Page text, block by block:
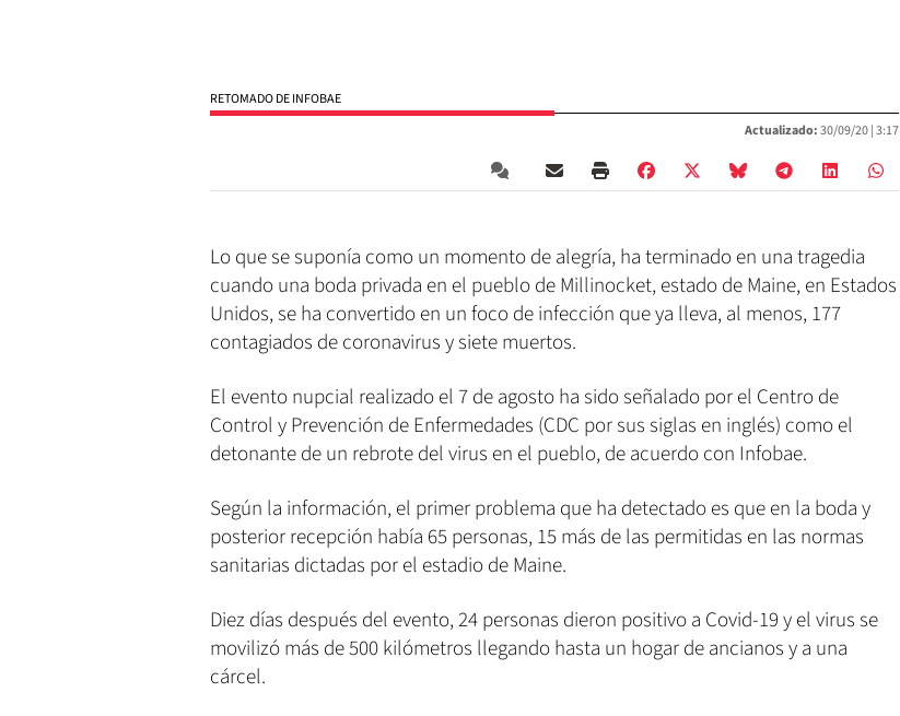
RETOMADO DE INFOBAE
Actualizado:30/09/20 |3:17
Lo que se suponía como un momento de alegría, ha terminado en una tragedia
cuando una boda privada en el pueblo de Millinocket, estado de Maine, en Estados
Unidos, se ha convertido en un foco de infección que ya lleva, al menos, 177
contagiados de coronavirus y siete muertos.
El evento nupcial realizado el 7 de agosto ha sido señalado por el Centro de
Control y Prevención de Enfermedades (CDC por sus siglas en inglés) como el
detonante de un rebrote del virus en el pueblo, de acuerdo con Infobae.
Según la información, el primer problema que ha detectado es que en la boda y
posterior recepción había 65 personas, 15 más de las permitidas en las normas
sanitarias dictadas por el estadio de Maine.
Diez días después del evento, 24 personas dieron positivo a Covid-19 y el virus se
movilizó más de 500 kilómetros llegando hasta un hogar de ancianos y a una
cárcel.